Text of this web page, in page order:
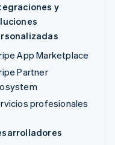
y
App Marketplace
Partner
profesionales